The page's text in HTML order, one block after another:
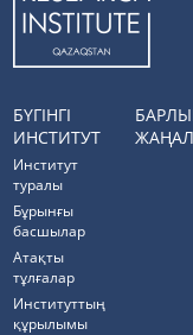
БҮГІНГІ
ИНСТИТУТ
Институт
туралы
Бұрынғы
басшылар
Атақты
тұлғалар
Институттың
құрылымы